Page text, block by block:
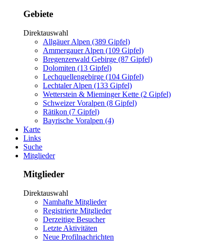
Gebiete
Direktauswahl
Allgäuer Alpen (389 Gipfel)
Ammergauer Alpen (109 Gipfel)
Bregenzerwald Gebirge (87 Gipfel)
Dolomiten (13 Gipfel)
Lechquellengebirge (104 Gipfel)
Lechtaler Alpen (133 Gipfel)
Wetterstein & Mieminger Kette (2 Gipfel)
Schweizer Voralpen (8 Gipfel)
Rätikon (7 Gipfel)
Bayrische Voralpen (4)
Karte
Links
Suche
Mitglieder
Mitglieder
Direktauswahl
Namhafte Mitglieder
Registrierte Mitglieder
Derzeitige Besucher
Letzte Aktivitäten
Neue Profilnachrichten